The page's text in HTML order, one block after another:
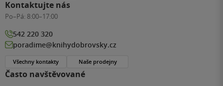
Často navštěvované
Kontaktujte nás
Po–Pá: 8:00–17:00
542 220 320
poradime@knihydobrovsky.cz
Všechny kontakty Naše prodejny